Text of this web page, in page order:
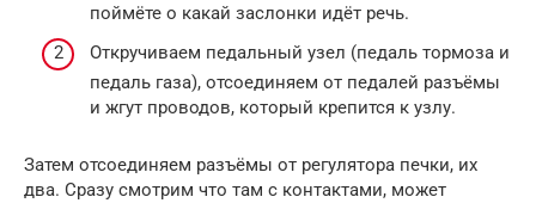
поймёте о какай заслонки идёт речь.
Откручиваем педальный узел (педаль тормоза и
педаль газа), отсоединяем от педалей разъёмы
и жгут проводов, который крепится к узлу.
Затем отсоединяем разъёмы от регулятора печки, их
два. Сразу смотрим что там с контактами, может